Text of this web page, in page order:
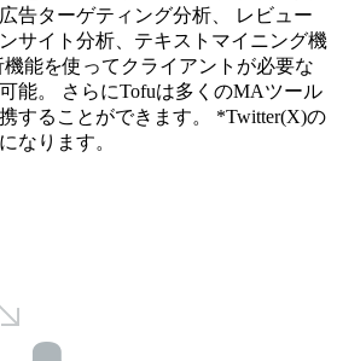
告ターゲティング分析、 レビュー
サイト分析、テキストマイニング機
能を使ってクライアントが必要な
能。 さらにTofuは多くのMAツール
することができます。 *Twitter(X)の
なります。